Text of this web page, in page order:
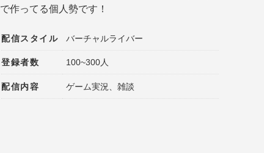
で作ってる個人勢です！
配信スタイル バーチャルライバー
登録者数 100~300人
配信内容 ゲーム実況、雑談